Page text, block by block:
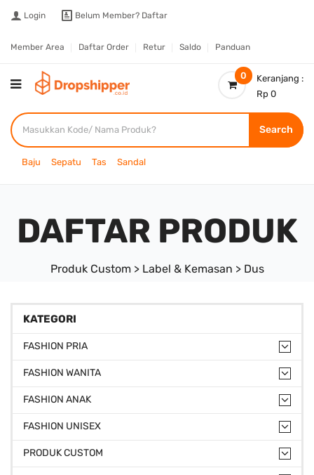
Login Belum Member? Daftar
Member Area Daftar Order Retur Saldo Panduan
0
Keranjang :
Rp 0
Search
Baju Sepatu Tas Sandal
DAFTAR PRODUK
Produk Custom > Label & Kemasan > Dus
KATEGORI
FASHION PRIA
FASHION WANITA
FASHION ANAK
FASHION UNISEX
PRODUK CUSTOM